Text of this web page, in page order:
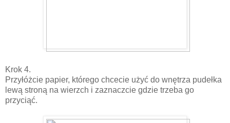
Krok 4.
Przyłóżcie papier, którego chcecie użyć do wnętrza pudełka
lewą stroną na wierzch i zaznaczcie gdzie trzeba go
przyciąć.